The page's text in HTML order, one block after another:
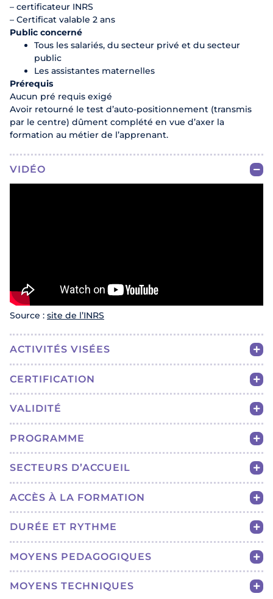
– certificateur INRS
– Certificat valable 2 ans
Public concerné
Tous les salariés, du secteur privé et du secteur
public
Les assistantes maternelles
Prérequis
Aucun pré requis exigé
Avoir retourné le test d’auto-positionnement (transmis
par le centre) dûment complété en vue d’axer la
formation au métier de l’apprenant.
VIDÉO
Source : site de l’INRS
ACTIVITÉS VISÉES
CERTIFICATION
VALIDITÉ
PROGRAMME
SECTEURS D’ACCUEIL
ACCÈS À LA FORMATION
DURÉE ET RYTHME
MOYENS PEDAGOGIQUES
MOYENS TECHNIQUES